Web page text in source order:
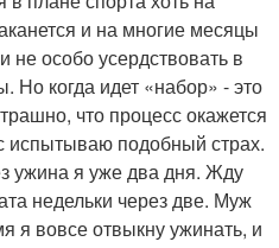
и на многие месяцы
не особо усердствовать в
Но когда идет «набор» - это
что процесс окажется
испытываю подобный страх.
ужина я уже два дня. Жду
недельки через две. Муж
я вовсе отвыкну ужинать, и